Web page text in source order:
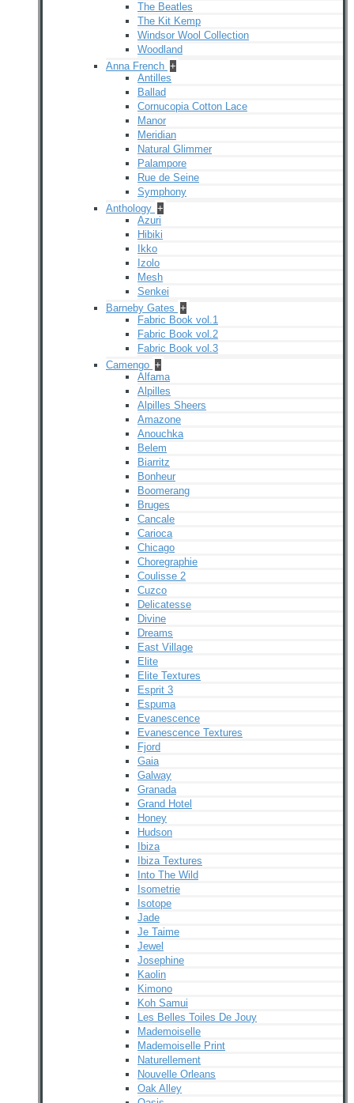
The Beatles
The Kit Kemp
Windsor Wool Collection
Woodland
Anna French +
Antilles
Ballad
Cornucopia Cotton Lace
Manor
Meridian
Natural Glimmer
Palampore
Rue de Seine
Symphony
Anthology +
Azuri
Hibiki
Ikko
Izolo
Mesh
Senkei
Barneby Gates +
Fabric Book vol.1
Fabric Book vol.2
Fabric Book vol.3
Camengo +
Alfama
Alpilles
Alpilles Sheers
Amazone
Anouchka
Belem
Biarritz
Bonheur
Boomerang
Bruges
Cancale
Carioca
Chicago
Choregraphie
Coulisse 2
Cuzco
Delicatesse
Divine
Dreams
East Village
Elite
Elite Textures
Esprit 3
Espuma
Evanescence
Evanescence Textures
Fjord
Gaia
Galway
Granada
Grand Hotel
Honey
Hudson
Ibiza
Ibiza Textures
Into The Wild
Isometrie
Isotope
Jade
Je Taime
Jewel
Josephine
Kaolin
Kimono
Koh Samui
Les Belles Toiles De Jouy
Mademoiselle
Mademoiselle Print
Naturellement
Nouvelle Orleans
Oak Alley